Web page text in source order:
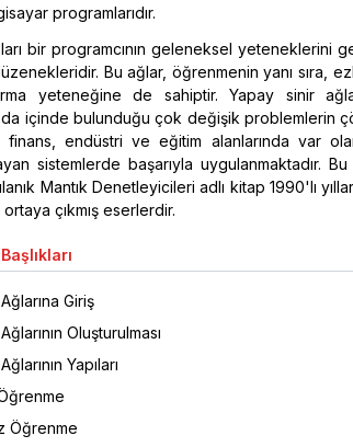
programlarıdır.
bir programcının geleneksel yeteneklerini
Bu ağlar, öğrenmenin yanı sıra,
yeteneğine de sahiptir. Yapay sinir
da içinde bulunduğu çok değişik problemlerin
finans, endüstri ve eğitim alanlarında var
sistemlerde başarıyla uygulanmaktadır.
Mantık Denetleyicileri adlı kitap 1990'lı
çıkmış eserlerdir.
Giriş
Oluşturulması
Yapıları
Öğrenme